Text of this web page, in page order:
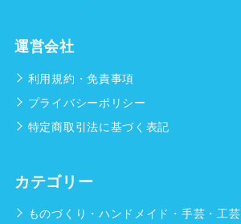
運営会社
利用規約・免責事項
プライバシーポリシー
特定商取引法に基づく表記
カテゴリー
ものづくり・ハンドメイド・手芸・工芸